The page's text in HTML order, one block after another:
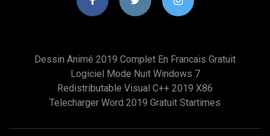
Dessin Animé 2019 Complet En Francais Gratuit
Logiciel Mode Nuit Windows 7
Redistributable Visual C++ 2019 X86
Telecharger Word 2019 Gratuit Startimes